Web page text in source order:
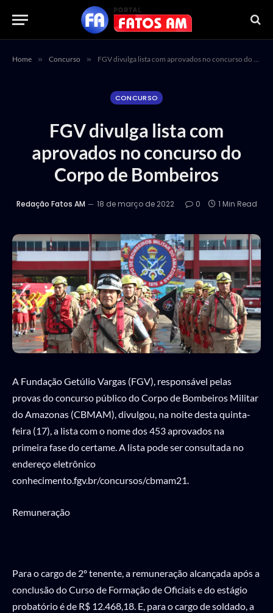
Home » Concurso » FGV divulga lista com aprovados no concurso do Corpo de Bombeiros
CONCURSO
FGV divulga lista com
aprovados no concurso do
Corpo de Bombeiros
Redação Fatos AM 18 de março de 2022 0 1 Min Read
A Fundação Getúlio Vargas (FGV), responsável pelas
provas do concurso público do Corpo de Bombeiros Militar
do Amazonas (CBMAM), divulgou, na noite desta quinta-
feira (17), a lista com o nome dos 453 aprovados na
primeira fase do certame. A lista pode ser consultada no
endereço eletrônico
conhecimento.fgv.br/concursos/cbmam21.
Remuneração
Para o cargo de 2º tenente, a remuneração alcançada após a
conclusão do Curso de Formação de Oficiais e do estágio
probatório é de R$ 12.468,18. E, para o cargo de soldado, a